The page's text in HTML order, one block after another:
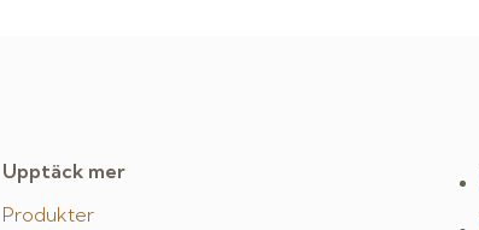
Upptäck mer
Produkter